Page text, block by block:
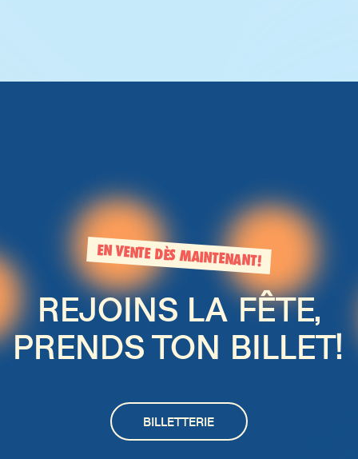
EN VENTE DÈS MAINTENANT!
REJOINS LA FÊTE,
PRENDS TON BILLET!
BILLETTERIE